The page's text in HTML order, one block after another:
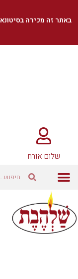
באתר זה מכירה
שלום אורח